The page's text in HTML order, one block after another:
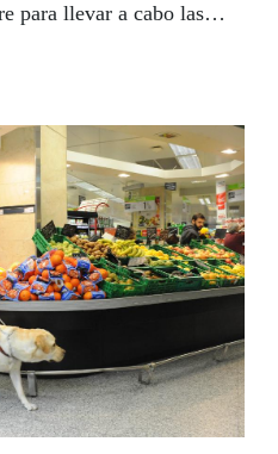
para llevar a cabo las
de lucha contra
ha puesto en
las personas con
participación de